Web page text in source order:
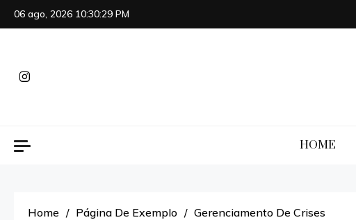
Skip
to
06 ago, 2026 10:30:29 PM
HOME
Home Página De Exemplo Gerenciamento De Crises